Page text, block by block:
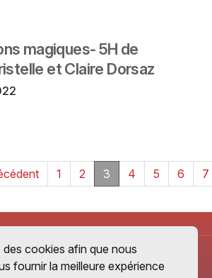
magiques- 5H de
et Claire Dorsaz
1 2 3 4 5 6 7
des cookies afin que nous
fournir la meilleure expérience